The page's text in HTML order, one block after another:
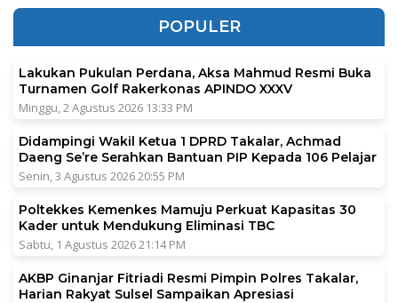
POPULER
Lakukan Pukulan Perdana, Aksa Mahmud Resmi Buka
Turnamen Golf Rakerkonas APINDO XXXV
Minggu, 2 Agustus 2026 13:33 PM
Didampingi Wakil Ketua 1 DPRD Takalar, Achmad
Daeng Se’re Serahkan Bantuan PIP Kepada 106 Pelajar
Senin, 3 Agustus 2026 20:55 PM
Poltekkes Kemenkes Mamuju Perkuat Kapasitas 30
Kader untuk Mendukung Eliminasi TBC
Sabtu, 1 Agustus 2026 21:14 PM
AKBP Ginanjar Fitriadi Resmi Pimpin Polres Takalar,
Harian Rakyat Sulsel Sampaikan Apresiasi